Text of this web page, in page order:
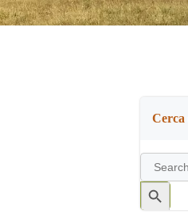
Cerca
Search
for:
Search
Button